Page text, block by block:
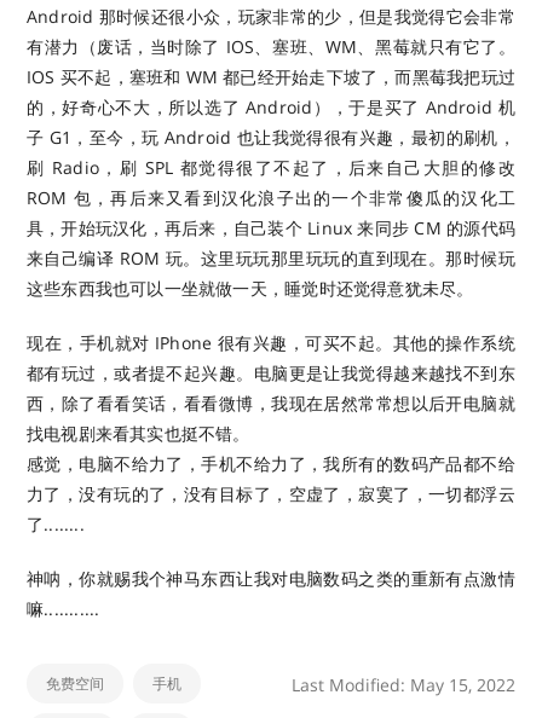
Android 那时候还很小众，玩家非常的少，但是我觉得它会非常
有潜力（废话，当时除了 IOS、塞班、WM、黑莓就只有它了。
IOS 买不起，塞班和 WM 都已经开始走下坡了，而黑莓我把玩过
的，好奇心不大，所以选了 Android），于是买了 Android 机
子 G1，至今，玩 Android 也让我觉得很有兴趣，最初的刷机，
刷 Radio，刷 SPL 都觉得很了不起了，后来自己大胆的修改
ROM 包，再后来又看到汉化浪子出的一个非常傻瓜的汉化工
具，开始玩汉化，再后来，自己装个 Linux 来同步 CM 的源代码
来自己编译 ROM 玩。这里玩玩那里玩玩的直到现在。那时候玩
这些东西我也可以一坐就做一天，睡觉时还觉得意犹未尽。
现在，手机就对 IPhone 很有兴趣，可买不起。其他的操作系统
都有玩过，或者提不起兴趣。电脑更是让我觉得越来越找不到东
西，除了看看笑话，看看微博，我现在居然常常想以后开电脑就
找电视剧来看其实也挺不错。
感觉，电脑不给力了，手机不给力了，我所有的数码产品都不给
力了，没有玩的了，没有目标了，空虚了，寂寞了，一切都浮云
了........
神呐，你就赐我个神马东西让我对电脑数码之类的重新有点激情
嘛...........
免费空间 手机 Last Modified: May 15, 2022